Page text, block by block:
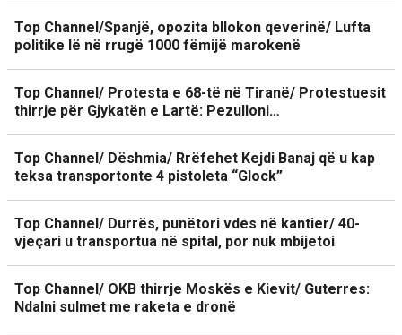
Top Channel/Spanjë, opozita bllokon qeverinë/ Lufta
politike lë në rrugë 1000 fëmijë marokenë
Top Channel/ Protesta e 68-të në Tiranë/ Protestuesit
thirrje për Gjykatën e Lartë: Pezulloni…
Top Channel/ Dëshmia/ Rrëfehet Kejdi Banaj që u kap
teksa transportonte 4 pistoleta “Glock”
Top Channel/ Durrës, punëtori vdes në kantier/ 40-
vjeçari u transportua në spital, por nuk mbijetoi
Top Channel/ OKB thirrje Moskës e Kievit/ Guterres:
Ndalni sulmet me raketa e dronë